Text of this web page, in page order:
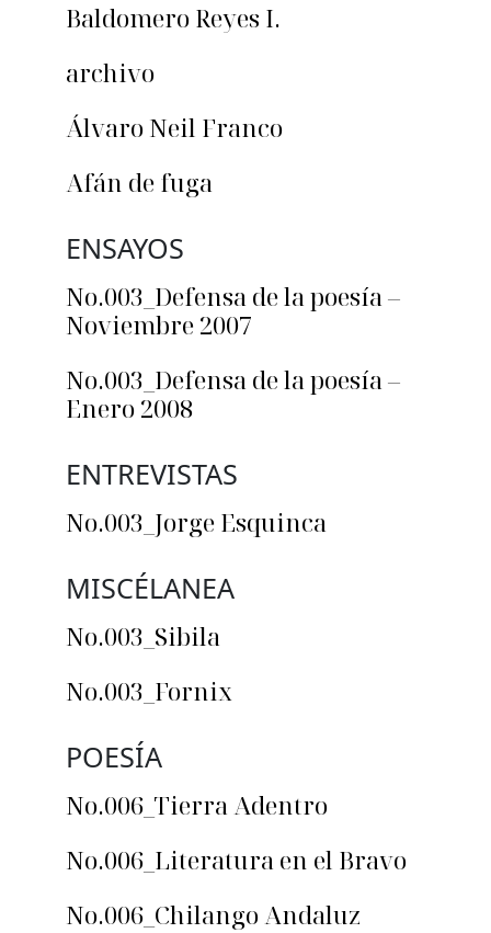
Baldomero Reyes I.
archivo
Álvaro Neil Franco
Afán de fuga
ENSAYOS
No.003_Defensa de la poesía –
Noviembre 2007
No.003_Defensa de la poesía –
Enero 2008
ENTREVISTAS
No.003_Jorge Esquinca
MISCÉLANEA
No.003_Sibila
No.003_Fornix
POESÍA
No.006_Tierra Adentro
No.006_Literatura en el Bravo
No.006_Chilango Andaluz